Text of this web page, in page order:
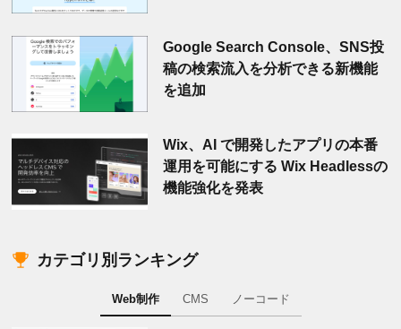
Google Search Console、SNS投
稿の検索流入を分析できる新機能
を追加
Wix、AI で開発したアプリの本番
運用を可能にする Wix Headlessの
機能強化を発表
カテゴリ別ランキング
Web制作 CMS ノーコード